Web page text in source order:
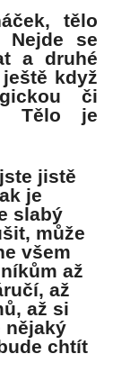
tělo
Nejde se
a druhé
když
či
Tělo je
jistě
je
slabý
může
všem
až
až
až si
nějaký
chtít